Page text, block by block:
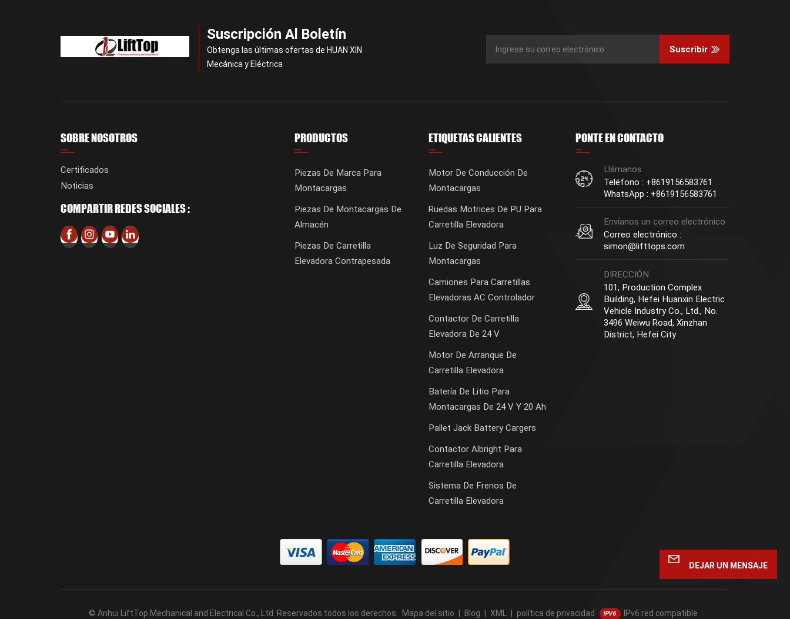
Suscripción Al Boletín
Obtenga las últimas ofertas de HUAN XIN
Mecánica y Eléctrica
Suscribir
SOBRE NOSOTROS
Certificados
Noticias
COMPARTIR REDES SOCIALES :
PRODUCTOS
Piezas De Marca Para
Montacargas
Piezas De Montacargas De
Almacén
Piezas De Carretilla
Elevadora Contrapesada
ETIQUETAS CALIENTES
Motor De Conducción De
Montacargas
Ruedas Motrices De PU Para
Carretilla Elevadora
Luz De Seguridad Para
Montacargas
Camiones Para Carretillas
Elevadoras AC Controlador
Contactor De Carretilla
Elevadora De 24 V
Motor De Arranque De
Carretilla Elevadora
Batería De Litio Para
Montacargas De 24 V Y 20 Ah
Pallet Jack Battery Cargers
Contactor Albright Para
Carretilla Elevadora
Sistema De Frenos De
Carretilla Elevadora
PONTE EN CONTACTO
Llámanos
Teléfono : +8619156583761
WhatsApp : +8619156583761
Envíanos un correo electrónico
Correo electrónico :
simon@lifttops.com
DIRECCIÓN
101, Production Complex
Building, Hefei Huanxin Electric
Vehicle Industry Co., Ltd., No.
3496 Weiwu Road, Xinzhan
District, Hefei City
© Anhui LiftTop Mechanical and Electrical Co., Ltd. Reservados todos los derechos. Mapa del sitio Blog XML política de privacidad IPv6 red compatible
DEJAR UN MENSAJE